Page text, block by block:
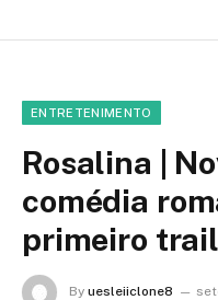
ENTRETENIMENTO
Rosalina |
comédia
primeiro
By uesleiiclone8